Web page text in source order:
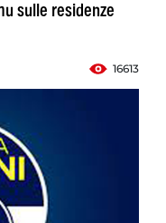
sulle residenze
16613